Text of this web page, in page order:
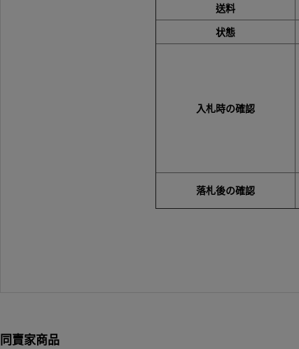
送料
状態
入札時の確認
落札後の確認
同賣家商品